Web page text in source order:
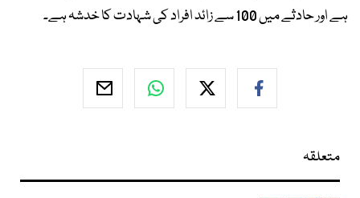
ہے اور حادثے میں 100 سے زائد افراد کی شہادت کا خدشہ ہے۔
متعلقہ